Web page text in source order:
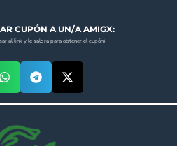
CUPÓN A UN/A AMIGX:
al link y le saldrá para obtener el cupón)